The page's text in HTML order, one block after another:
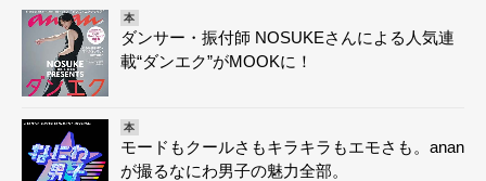
本
ダンサー・振付師 NOSUKEさんによる人気連
載“ダンエク”がMOOKに！
本
モードもクールさもキラキラもエモさも。anan
が撮るなにわ男子の魅力全部。